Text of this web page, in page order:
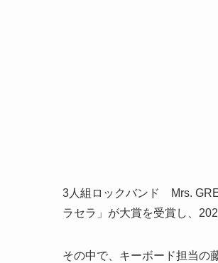
3人組ロックバンド Mrs.
ラセラ」が大賞を受賞し、
その中で、キーボード担当の